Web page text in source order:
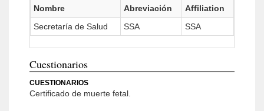
Nombre Abreviación
Affiliation
Secretaría de Salud
SSA SSA
Cuestionarios
CUESTIONARIOS
Certificado de muerte fetal.